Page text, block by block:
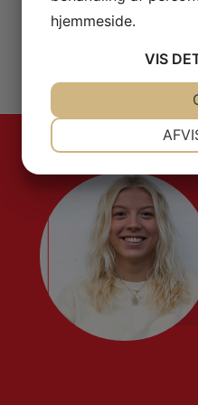
hjemmeside.
VIS
MARKETING